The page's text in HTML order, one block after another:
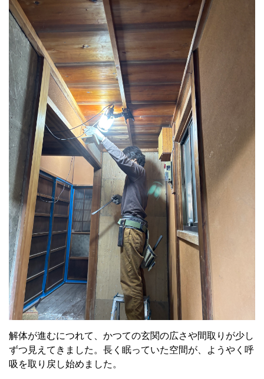
解体が進むにつれて、かつての玄関の広さや間取りが少し
ずつ見えてきました。長く眠っていた空間が、ようやく呼
吸を取り戻し始めました。